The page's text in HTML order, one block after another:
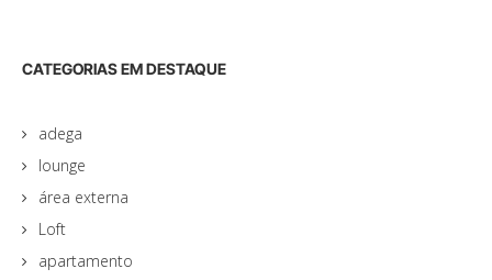
CATEGORIAS EM DESTAQUE
adega
lounge
área externa
Loft
apartamento